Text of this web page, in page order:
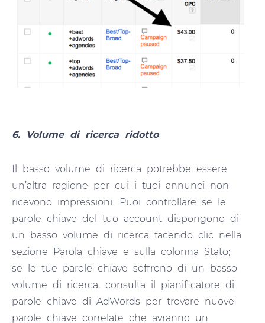
6. Volume di ricerca ridotto
Il basso volume di ricerca potrebbe essere
un’altra ragione per cui i tuoi annunci non
ricevono impressioni. Puoi controllare se le
parole chiave del tuo account dispongono di
un basso volume di ricerca facendo clic nella
sezione Parola chiave e sulla colonna Stato;
se le tue parole chiave soffrono di un basso
volume di ricerca, consulta il pianificatore di
parole chiave di AdWords per trovare nuove
parole chiave correlate che avranno un